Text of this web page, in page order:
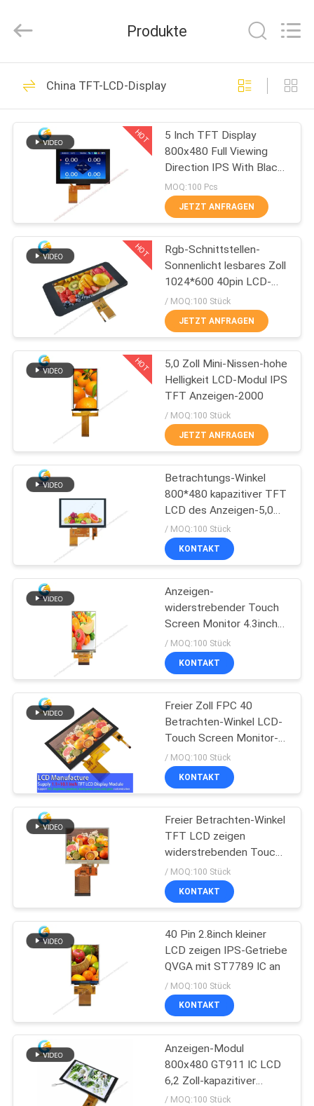
HAUSE
PRODUKTE
WERKSBESICHTIGUNG
QUALITÄTSKONTROLLE
KONTAKT
MIT
BITTE UM
EIN
ANGEBOT
SITEMAP
PRIVACY
POLICY
Optoelectronic
Rights
Kleiner LCD-Touch
Screen
190
TFT-LCD-Display
237
Kapazitives mit
Berührungseingabe
Bildschirm TFT
LCDs
129
Lcd-Anzeigenmodul
IPS Lcd-Anzeige
133
Widerstrebende
LCD-Anzeige
35
TFT-LCD-
Touchscreen
Produkte
China TFT-LCD-Display
HOT
5 Inch TFT Display
800x480 Full Viewing
Direction IPS With Black
Glass Cover
MOQ:100 Pcs
JETZT ANFRAGEN
HOT
Rgb-Schnittstellen-
Sonnenlicht lesbares Zoll
1024*600 40pin LCD-
Anzeigen-7、
/ MOQ:100 Stück
JETZT ANFRAGEN
HOT
5,0 Zoll Mini-Nissen-hohe
Helligkeit LCD-Modul IPS
TFT Anzeigen-2000
/ MOQ:100 Stück
JETZT ANFRAGEN
Betrachtungs-Winkel
800*480 kapazitiver TFT
LCD des Anzeigen-5,0
freier Zoll-40pin
/ MOQ:100 Stück
KONTAKT
Anzeigen-
widerstrebender Touch
Screen Monitor 4.3inch
55pin SPI MCU TFT LCD
/ MOQ:100 Stück
KONTAKT
Freier Zoll FPC 40
Betrachten-Winkel LCD-
Touch Screen Monitor-
4,3 Pin 800*480
/ MOQ:100 Stück
KONTAKT
Freier Betrachten-Winkel
TFT LCD zeigen
widerstrebenden Touch
Screen 3,5 Zoll 320*240
an
/ MOQ:100 Stück
KONTAKT
40 Pin 2.8inch kleiner
LCD zeigen IPS-Getriebe
QVGA mit ST7789 IC an
/ MOQ:100 Stück
KONTAKT
Anzeigen-Modul
800x480 GT911 IC LCD
6,2 Zoll-kapazitiver
Touch Screen
/ MOQ:100 Stück